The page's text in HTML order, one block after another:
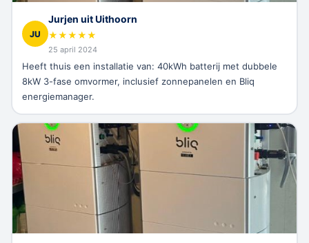
JU
Jurjen uit Uithoorn
★★★★★
25 april 2024
Heeft thuis een installatie van: 40kWh batterij met dubbele
8kW 3-fase omvormer, inclusief zonnepanelen en Bliq
energiemanager.